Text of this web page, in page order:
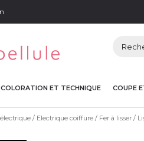
COLORATION ET TECHNIQUE COUPE
Electrique coiffure Fer à lisser